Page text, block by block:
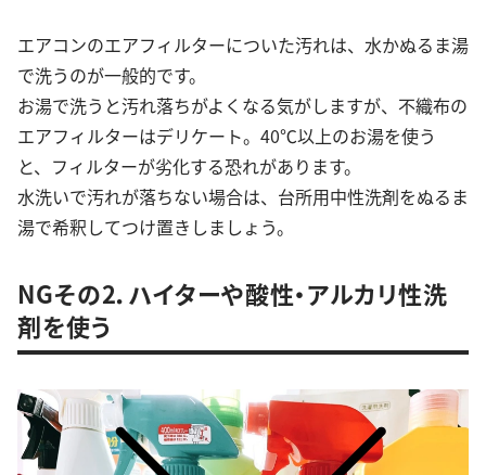
エアコンのエアフィルターについた汚れは、水かぬるま湯
で洗うのが一般的です。
お湯で洗うと汚れ落ちがよくなる気がしますが、不織布の
エアフィルターはデリケート。40℃以上のお湯を使う
と、フィルターが劣化する恐れがあります。
水洗いで汚れが落ちない場合は、台所用中性洗剤をぬるま
湯で希釈してつけ置きしましょう。
NGその2．ハイターや酸性・アルカリ性洗
剤を使う